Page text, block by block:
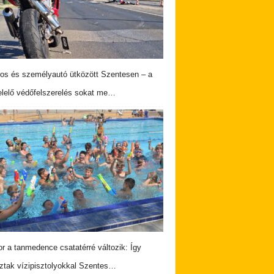
és személyautó ütközött Szentesen – a
védőfelszerelés sokat me…
a tanmedence csatatérré változik: Így
vízipisztolyokkal Szentes…